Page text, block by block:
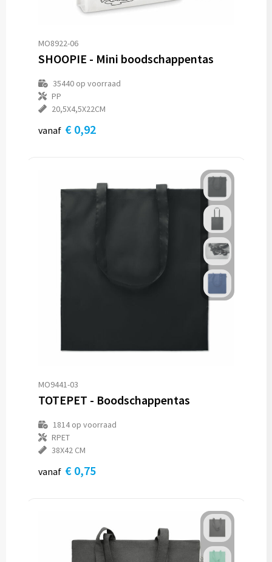
MO8922-06
SHOOPIE - Mini boodschappentas
35440op voorraad
PP
20,5X4,5X22CM
vanaf € 0,92
MO9441-03
TOTEPET - Boodschappentas
1814op voorraad
RPET
38X42 CM
vanaf € 0,75